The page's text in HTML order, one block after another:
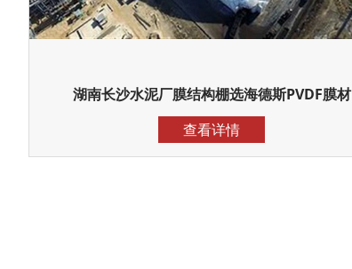
湖南长沙水泥厂膜结构棚选海德斯PVDF膜材
查看详情